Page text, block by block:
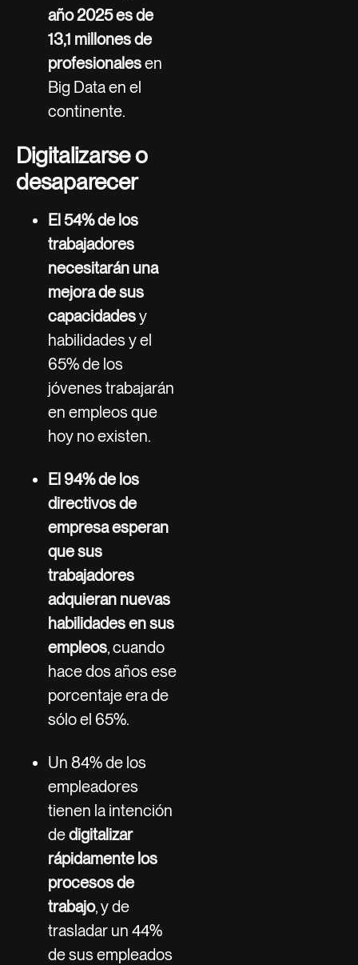
año 2025 es de
13,1 millones de
profesionalesen
Big Data en el
continente.
Digitalizarse o
desaparecer
El 54% de los
trabajadores
necesitarán una
mejora de sus
capacidadesy
habilidades y el
65% de los
jóvenes trabajarán
en empleos que
hoy no existen.
El 94% de los
directivos de
empresa esperan
que sus
trabajadores
adquieran nuevas
habilidades en sus
empleos, cuando
hace dos años ese
porcentaje era de
sólo el 65%.
Un 84% de los
empleadores
tienen la intención
dedigitalizar
rápidamente los
procesos de
trabajo, y de
trasladar un 44%
de sus empleados